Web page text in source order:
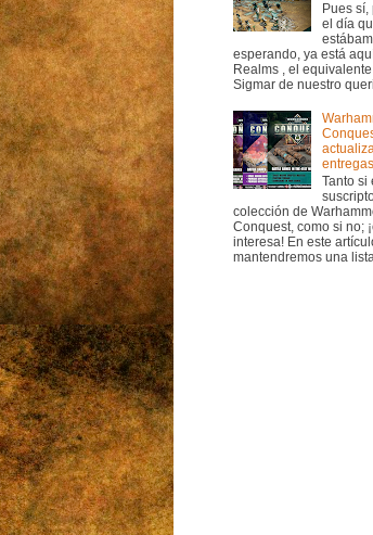
Pues
el día
esperando, ya está
Realms , el
Sigmar de nuestro
entregas
Tanto si
colección de
Conquest, como si no;
interesa! En este
mantendremos una